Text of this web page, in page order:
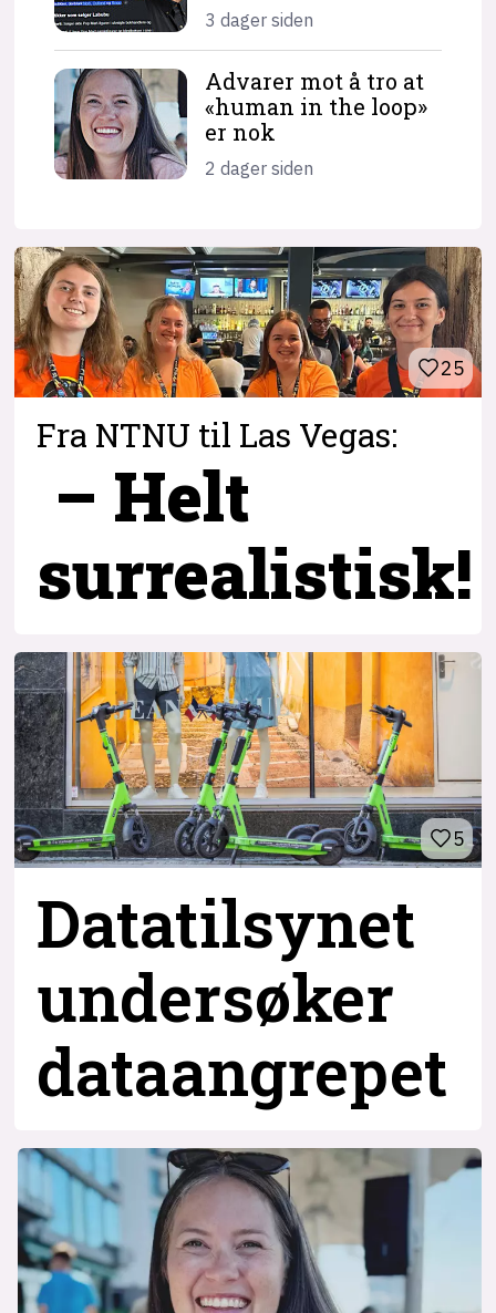
3 dager siden
Advarer mot å tro at
«human in the loop»
er nok
2 dager siden
25
Fra NTNU til Las Vegas:
– Helt
surrealistisk!
5
Datatilsynet
undersøker
dataangrepet